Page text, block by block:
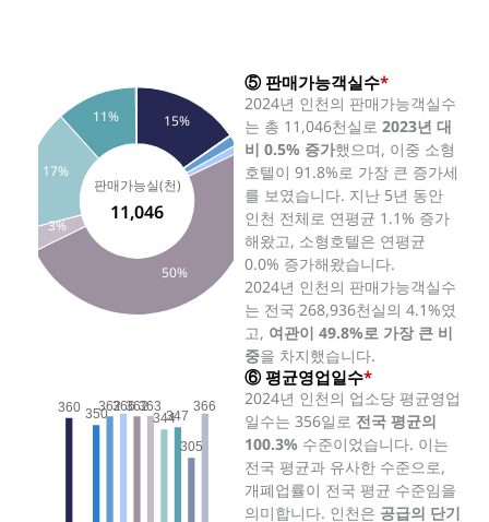
15%
50%
3%
17%
11%
판매가능실(천)
11,046
⑤ 판매가능객실수*
2024년 인천의 판매가능객실수
는 총 11,046천실로 2023년 대
비 0.5% 증가했으며, 이중 소형
호텔이 91.8%로 가장 큰 증가세
를 보였습니다. 지난 5년 동안
인천 전체로 연평균 1.1% 증가
해왔고, 소형호텔은 연평균
0.0% 증가해왔습니다.
2024년 인천의 판매가능객실수
는 전국 268,936천실의 4.1%였
고, 여관이 49.8%로 가장 큰 비
중을 차지했습니다.
360 350
362366362363
344347
305
366
⑥ 평균영업일수*
2024년 인천의 업소당 평균영업
일수는 356일로 전국 평균의
100.3% 수준이었습니다. 이는
전국 평균과 유사한 수준으로,
개폐업률이 전국 평균 수준임을
의미합니다. 인천은 공급의 단기